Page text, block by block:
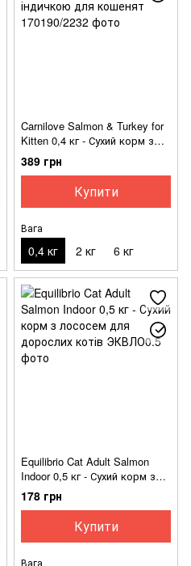
Carnilove Salmon & Turkey for
Kitten 0,4 кг - Сухий корм з
лососем та індичкою для
кошенят
389 грн
Купити
Вага
0,4 кг 2 кг 6 кг
Equilibrio Cat Adult Salmon
Indoor 0,5 кг - Сухий корм з
лососем для дорослих котів
178 грн
Купити
Вага